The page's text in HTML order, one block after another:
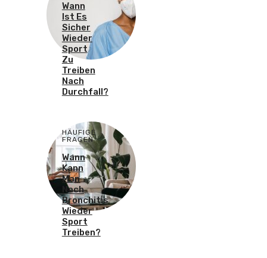
Wann
Ist Es
Sicher
Wieder
Sport
Zu
Treiben
Nach
Durchfall?
HÄUFIGE
FRAGEN
Wann
Kann
Man
Nach
Bronchitis
Wieder
Sport
Treiben?